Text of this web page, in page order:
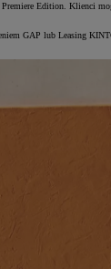
Edition. Klienci
GAP lub Leasing